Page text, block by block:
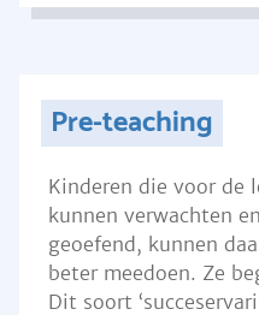
Pre-teaching
Kinderen die voor de
kunnen verwachten
geoefend, kunnen
beter meedoen. Ze
Dit soort